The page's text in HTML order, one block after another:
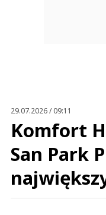
29.07.2026 / 09:11
Komfort
San Park